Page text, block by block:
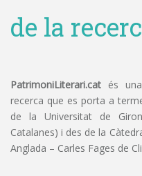
de la
PatrimoniLiterari.cat és
recerca que es porta a
de la Universitat de
Catalanes) i des de la
Anglada – Carles Fages de